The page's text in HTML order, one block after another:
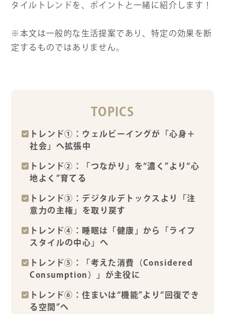
タイルトレンドを、ポイントと一緒に紹介します！
※本文は一般的な生活提案であり、特定の効果を断
定するものではありません。
TOPICS
トレンド①：ウェルビーイングが「心身＋
社会」へ拡張中
トレンド②：「つながり」を“濃く”より“心
地よく”育てる
トレンド③：デジタルデトックスより「注
意力の主権」を取り戻す
トレンド④：睡眠は「健康」から「ライフ
スタイルの中心」へ
トレンド⑤：「考えた消費（Considered
Consumption）」が主役に
トレンド⑥：住まいは“機能”より“回復でき
る空間”へ